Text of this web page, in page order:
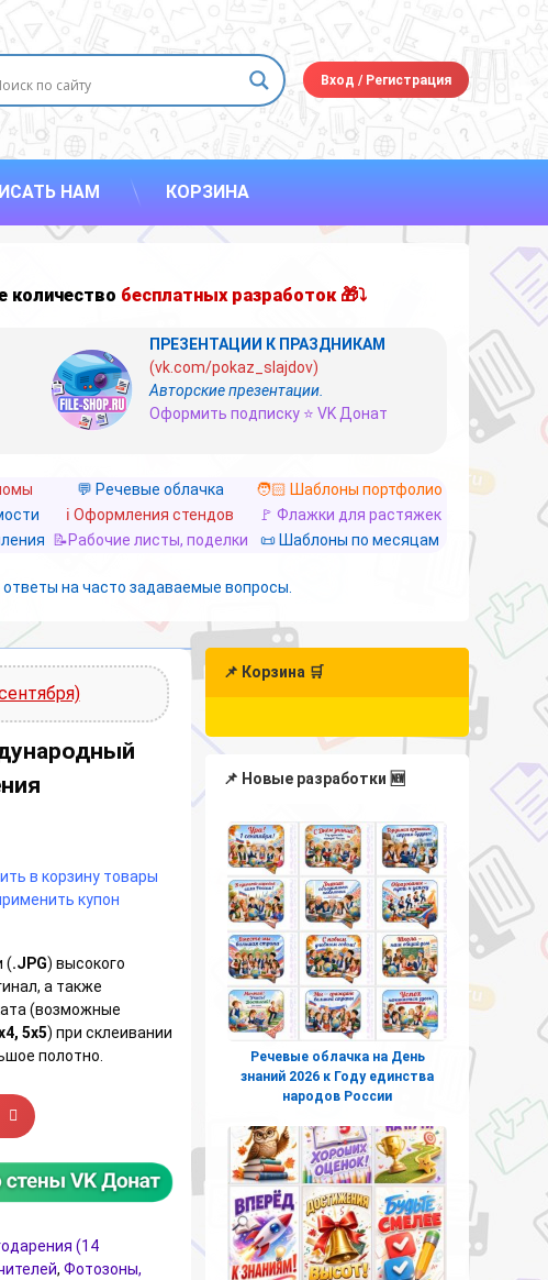
Вход /Регистрация
НАМ КОРЗИНА
бесплатных разработок 🎁⤵
ПРЕЗЕНТАЦИИ К ПРАЗДНИКАМ
(vk.com/pokaz_slajdov)
Авторские презентации.
Оформить подписку ⭐ VK Донат
💬 Речевые облачка
🧑🏻 Шаблоны портфолио
ℹ️ Оформления стендов
🚩 Флажки для растяжек
📝Рабочие листы, поделки 📜 Шаблоны по месяцам
ответы на часто задаваемые вопросы.
в корзину товары
купон
(.JPG) высокого
а также
(возможные
5х5) при склеивании
полотно.
на Международный день книгодарения
(14
, Фотозоны,
📌 Корзина 🛒
📌 Новые разработки 🆕
Речевые облачка на День
знаний 2026 к Году единства
народов России